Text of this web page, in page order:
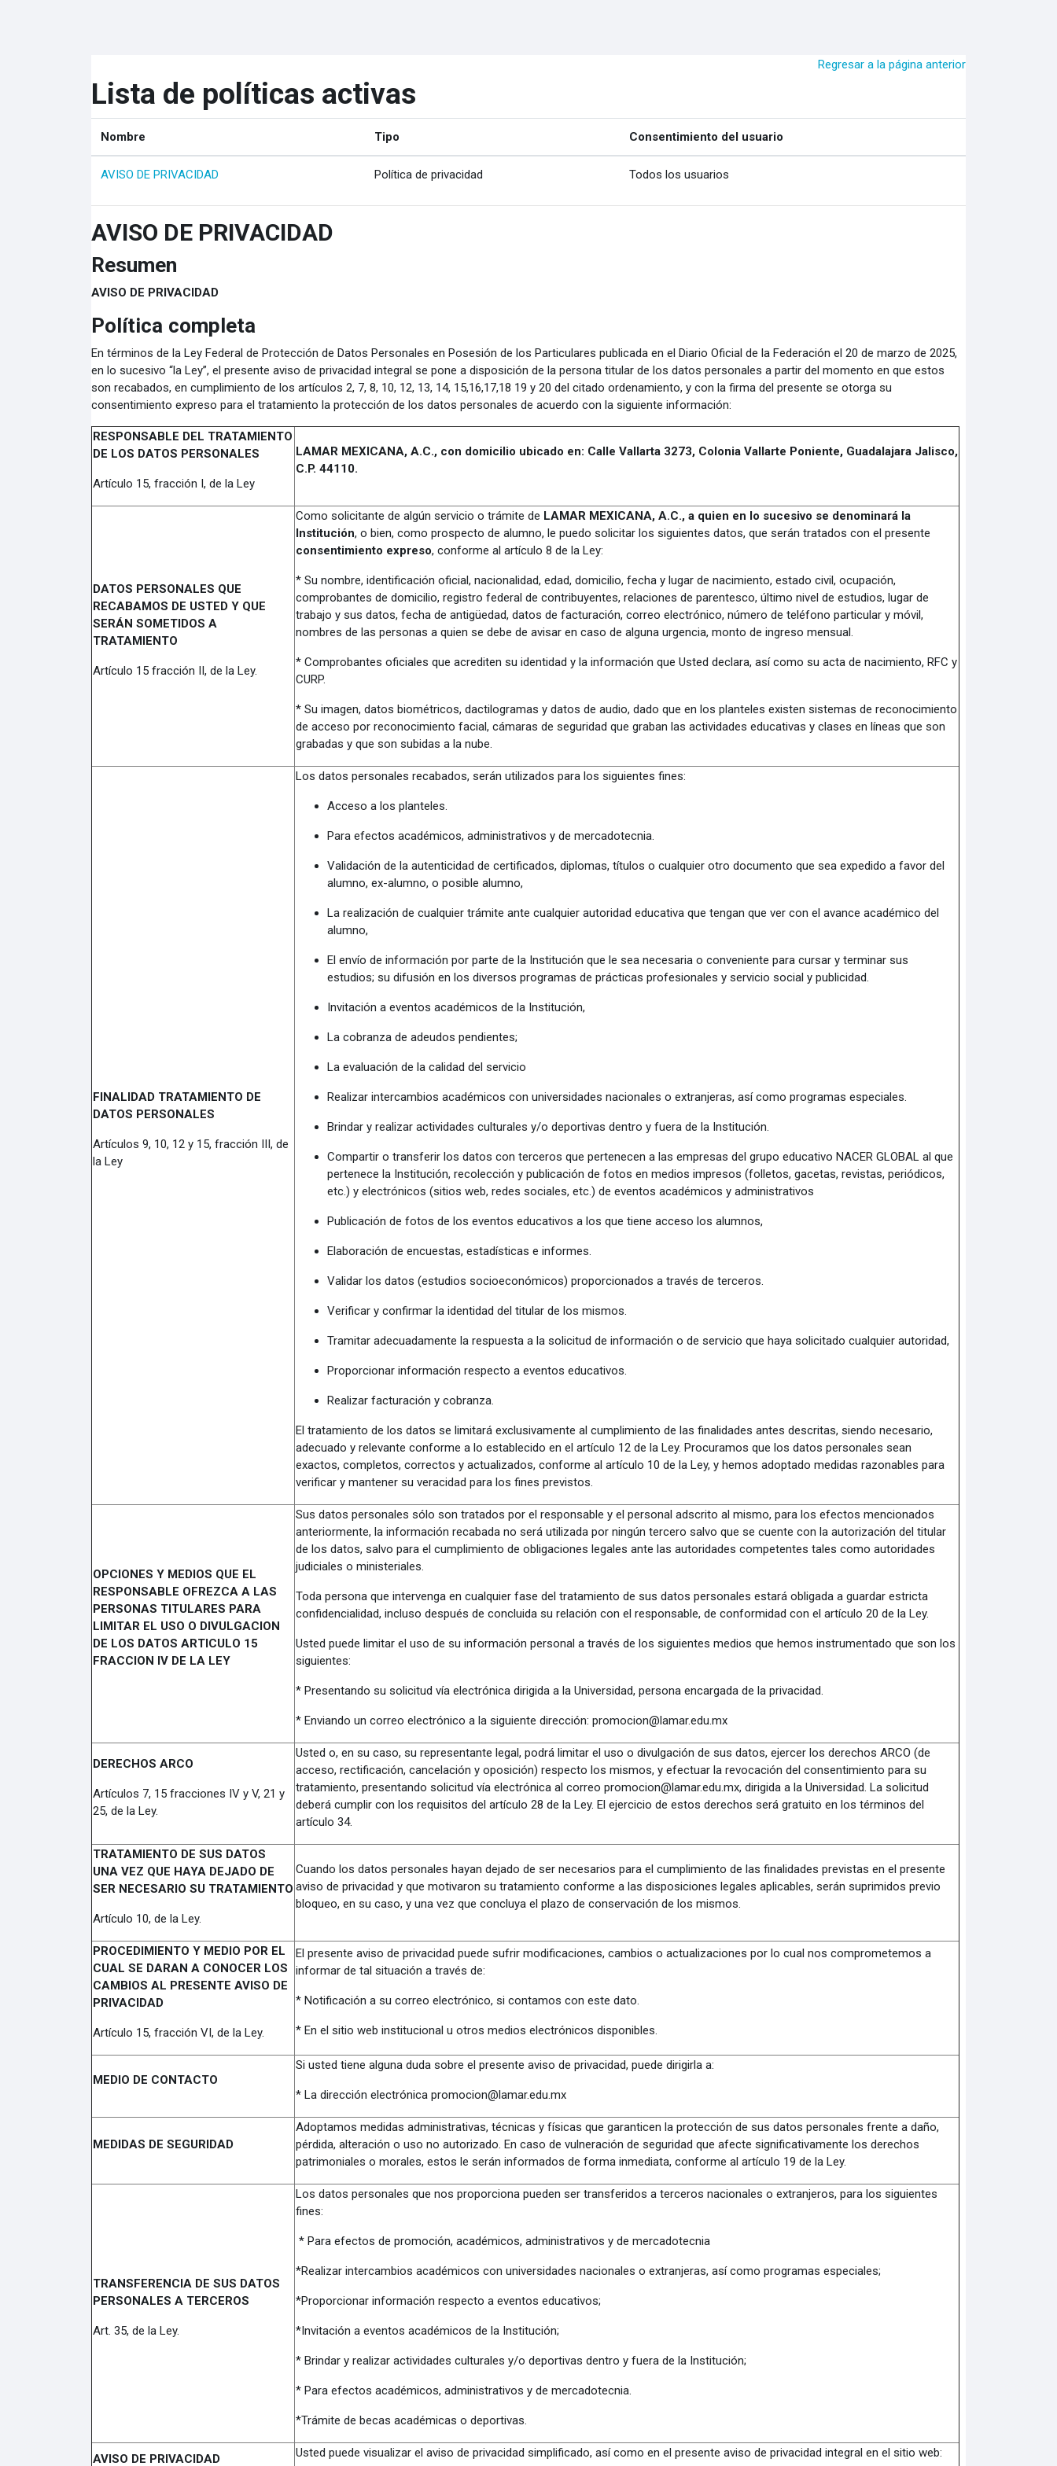
Regresar a la página anterior
Lista de políticas activas
Nombre Tipo Consentimiento del usuario
AVISO DE PRIVACIDAD Política de privacidad Todos los usuarios
AVISO DE PRIVACIDAD
Resumen
AVISO DE PRIVACIDAD
Política completa
En términos de la Ley Federal de Protección de Datos Personales en Posesión de los Particulares publicada en el Diario Oficial de la Federación el 20 de marzo de 2025,
en lo sucesivo “la Ley”, el presente aviso de privacidad integral se pone a disposición de la persona titular de los datos personales a partir del momento en que estos
son recabados, en cumplimiento de los artículos 2, 7, 8, 10, 12, 13, 14, 15,16,17,18 19 y 20 del citado ordenamiento, y con la firma del presente se otorga su
consentimiento expreso para el tratamiento la protección de los datos personales de acuerdo con la siguiente información:
RESPONSABLE DEL TRATAMIENTO
DE LOS DATOS PERSONALES
Artículo 15, fracción I, de la Ley
LAMAR MEXICANA, A.C., con domicilio ubicado en: Calle Vallarta 3273, Colonia Vallarte Poniente, Guadalajara Jalisco,
C.P. 44110.
DATOS PERSONALES QUE
RECABAMOS DE USTED Y QUE
SERÁN SOMETIDOS A
TRATAMIENTO
Artículo 15 fracción II, de la Ley.
Como solicitante de algún servicio o trámite de LAMAR MEXICANA, A.C., a quien en lo sucesivo se denominará la
Institución, o bien, como prospecto de alumno, le puedo solicitar los siguientes datos, que serán tratados con el presente
consentimiento expreso, conforme al artículo 8 de la Ley:
* Su nombre, identificación oficial, nacionalidad, edad, domicilio, fecha y lugar de nacimiento, estado civil, ocupación,
comprobantes de domicilio, registro federal de contribuyentes, relaciones de parentesco, último nivel de estudios, lugar de
trabajo y sus datos, fecha de antigüedad, datos de facturación, correo electrónico, número de teléfono particular y móvil,
nombres de las personas a quien se debe de avisar en caso de alguna urgencia, monto de ingreso mensual.
* Comprobantes oficiales que acrediten su identidad y la información que Usted declara, así como su acta de nacimiento, RFC y
CURP.
* Su imagen, datos biométricos, dactilogramas y datos de audio, dado que en los planteles existen sistemas de reconocimiento
de acceso por reconocimiento facial, cámaras de seguridad que graban las actividades educativas y clases en líneas que son
grabadas y que son subidas a la nube.
FINALIDAD TRATAMIENTO DE
DATOS PERSONALES
Artículos 9, 10, 12 y 15, fracción III, de
la Ley
Los datos personales recabados, serán utilizados para los siguientes fines:
Acceso a los planteles.
Para efectos académicos, administrativos y de mercadotecnia.
Validación de la autenticidad de certificados, diplomas, títulos o cualquier otro documento que sea expedido a favor del
alumno, ex-alumno, o posible alumno,
La realización de cualquier trámite ante cualquier autoridad educativa que tengan que ver con el avance académico del
alumno,
El envío de información por parte de la Institución que le sea necesaria o conveniente para cursar y terminar sus
estudios; su difusión en los diversos programas de prácticas profesionales y servicio social y publicidad.
Invitación a eventos académicos de la Institución,
La cobranza de adeudos pendientes;
La evaluación de la calidad del servicio
Realizar intercambios académicos con universidades nacionales o extranjeras, así como programas especiales.
Brindar y realizar actividades culturales y/o deportivas dentro y fuera de la Institución.
Compartir o transferir los datos con terceros que pertenecen a las empresas del grupo educativo NACER GLOBAL al que
pertenece la Institución, recolección y publicación de fotos en medios impresos (folletos, gacetas, revistas, periódicos,
etc.) y electrónicos (sitios web, redes sociales, etc.) de eventos académicos y administrativos
Publicación de fotos de los eventos educativos a los que tiene acceso los alumnos,
Elaboración de encuestas, estadísticas e informes.
Validar los datos (estudios socioeconómicos) proporcionados a través de terceros.
Verificar y confirmar la identidad del titular de los mismos.
Tramitar adecuadamente la respuesta a la solicitud de información o de servicio que haya solicitado cualquier autoridad,
Proporcionar información respecto a eventos educativos.
Realizar facturación y cobranza.
El tratamiento de los datos se limitará exclusivamente al cumplimiento de las finalidades antes descritas, siendo necesario,
adecuado y relevante conforme a lo establecido en el artículo 12 de la Ley. Procuramos que los datos personales sean
exactos, completos, correctos y actualizados, conforme al artículo 10 de la Ley, y hemos adoptado medidas razonables para
verificar y mantener su veracidad para los fines previstos.
OPCIONES Y MEDIOS QUE EL
RESPONSABLE OFREZCA A LAS
PERSONAS TITULARES PARA
LIMITAR EL USO O DIVULGACION
DE LOS DATOS ARTICULO 15
FRACCION IV DE LA LEY
Sus datos personales sólo son tratados por el responsable y el personal adscrito al mismo, para los efectos mencionados
anteriormente, la información recabada no será utilizada por ningún tercero salvo que se cuente con la autorización del titular
de los datos, salvo para el cumplimiento de obligaciones legales ante las autoridades competentes tales como autoridades
judiciales o ministeriales.
Toda persona que intervenga en cualquier fase del tratamiento de sus datos personales estará obligada a guardar estricta
confidencialidad, incluso después de concluida su relación con el responsable, de conformidad con el artículo 20 de la Ley.
Usted puede limitar el uso de su información personal a través de los siguientes medios que hemos instrumentado que son los
siguientes:
* Presentando su solicitud vía electrónica dirigida a la Universidad, persona encargada de la privacidad.
* Enviando un correo electrónico a la siguiente dirección: promocion@lamar.edu.mx
DERECHOS ARCO
Artículos 7, 15 fracciones IV y V, 21 y
25, de la Ley.
Usted o, en su caso, su representante legal, podrá limitar el uso o divulgación de sus datos, ejercer los derechos ARCO (de
acceso, rectificación, cancelación y oposición) respecto los mismos, y efectuar la revocación del consentimiento para su
tratamiento, presentando solicitud vía electrónica al correo promocion@lamar.edu.mx, dirigida a la Universidad. La solicitud
deberá cumplir con los requisitos del artículo 28 de la Ley. El ejercicio de estos derechos será gratuito en los términos del
artículo 34.
TRATAMIENTO DE SUS DATOS
UNA VEZ QUE HAYA DEJADO DE
SER NECESARIO SU TRATAMIENTO
Artículo 10, de la Ley.
Cuando los datos personales hayan dejado de ser necesarios para el cumplimiento de las finalidades previstas en el presente
aviso de privacidad y que motivaron su tratamiento conforme a las disposiciones legales aplicables, serán suprimidos previo
bloqueo, en su caso, y una vez que concluya el plazo de conservación de los mismos.
PROCEDIMIENTO Y MEDIO POR EL
CUAL SE DARAN A CONOCER LOS
CAMBIOS AL PRESENTE AVISO DE
PRIVACIDAD
Artículo 15, fracción VI, de la Ley.
El presente aviso de privacidad puede sufrir modificaciones, cambios o actualizaciones por lo cual nos comprometemos a
informar de tal situación a través de:
* Notificación a su correo electrónico, si contamos con este dato.
* En el sitio web institucional u otros medios electrónicos disponibles.
MEDIO DE CONTACTO
Si usted tiene alguna duda sobre el presente aviso de privacidad, puede dirigirla a:
* La dirección electrónica promocion@lamar.edu.mx
MEDIDAS DE SEGURIDAD
Adoptamos medidas administrativas, técnicas y físicas que garanticen la protección de sus datos personales frente a daño,
pérdida, alteración o uso no autorizado. En caso de vulneración de seguridad que afecte significativamente los derechos
patrimoniales o morales, estos le serán informados de forma inmediata, conforme al artículo 19 de la Ley.
TRANSFERENCIA DE SUS DATOS
PERSONALES A TERCEROS
Art. 35, de la Ley.
Los datos personales que nos proporciona pueden ser transferidos a terceros nacionales o extranjeros, para los siguientes
fines:
* Para efectos de promoción, académicos, administrativos y de mercadotecnia
*Realizar intercambios académicos con universidades nacionales o extranjeras, así como programas especiales;
*Proporcionar información respecto a eventos educativos;
*Invitación a eventos académicos de la Institución;
* Brindar y realizar actividades culturales y/o deportivas dentro y fuera de la Institución;
* Para efectos académicos, administrativos y de mercadotecnia.
*Trámite de becas académicas o deportivas.
AVISO DE PRIVACIDAD Usted puede visualizar el aviso de privacidad simplificado, así como en el presente aviso de privacidad integral en el sitio web: